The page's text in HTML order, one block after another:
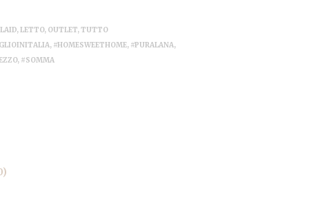
,LETTO, OUTLET,TUTTO
, #HOMESWEETHOME, #PURALANA,
, #SOMMA